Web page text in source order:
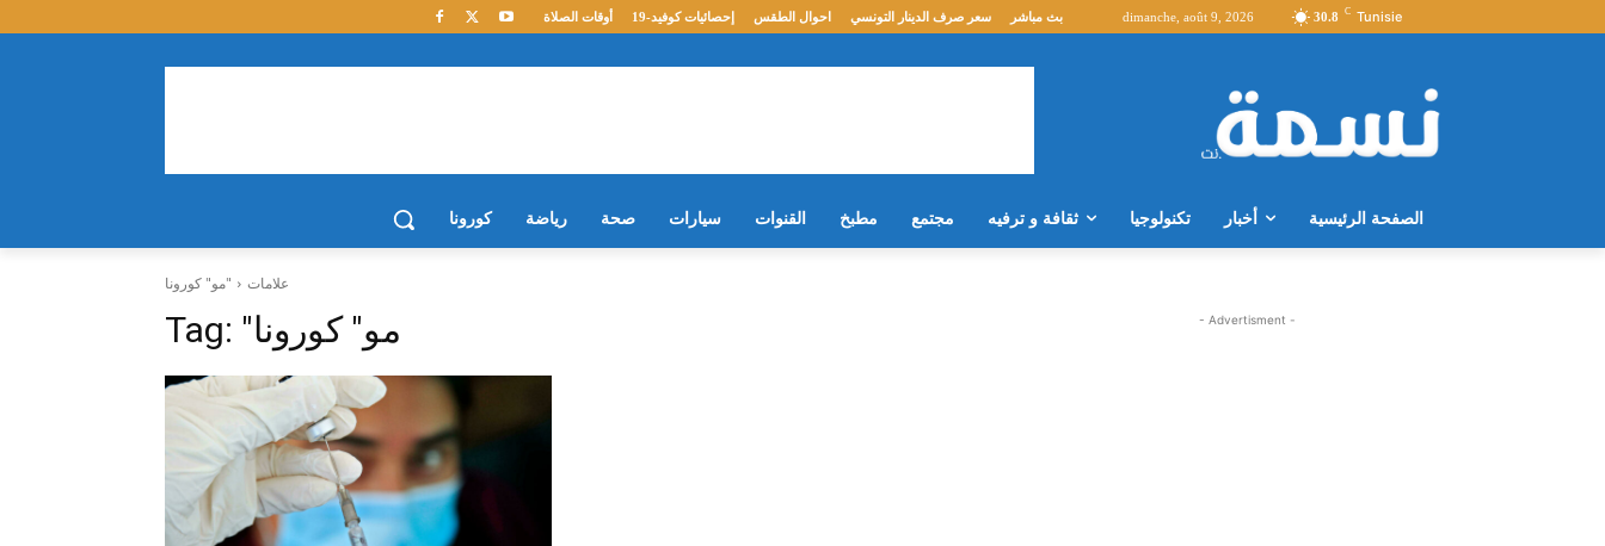
30.8 C Tunisie
dimanche, août 9, 2026 أوقات الصلاة إحصائيات كوفيد-19 احوال الطقس سعر صرف الدينار التونسي بث مباشر
الصفحة الرئيسية أخبار تكنولوجيا ثقافة و ترفيه مجتمع مطبخ القنوات سيارات صحة رياضة كورونا
علامات "مو" كورونا
Tag: "مو" كورونا - Advertisment -